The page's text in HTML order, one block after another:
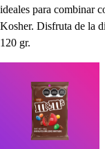
ideales para combinar
Kosher. Disfruta de la
120 gr.